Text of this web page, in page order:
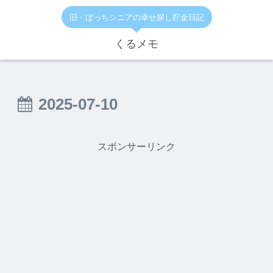
旧・ぼっちシニアの幸せ探し貯金日記
くるメモ
2025-07-10
スポンサーリンク